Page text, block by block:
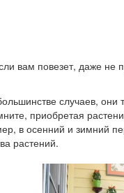
вам повезет, даже не
случаев, они
приобретая
в осенний и зимний
растений.